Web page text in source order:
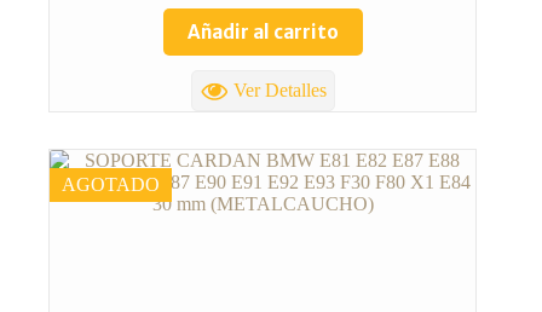
Añadir al carrito
Ver Detalles
AGOTADO